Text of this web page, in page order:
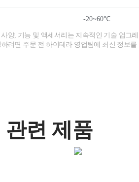
-20~60℃
양, 기능 및 액세서리는 지속적인 기술 업그
려면 주문 전 하이테라 영업팀에 최신 정보
관련 제품